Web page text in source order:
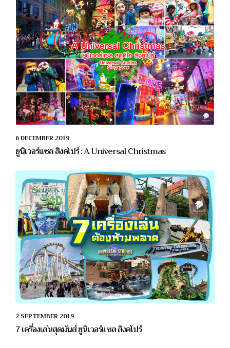
6 DECEMBER 2019
ยูนิเวอร์แซล สิงคโปร์ : A Universal Christmas
2 SEPTEMBER 2019
7 เครื่องเล่นสุดมันส์ ยูนิเวอร์แซล สิงคโปร์